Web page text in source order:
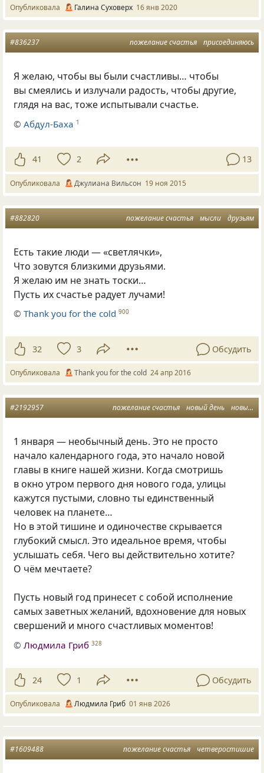
Опубликовала Галина Суховерх 16 янв 2020
пожелание счастья присоединяюсь
#836237
Я желаю, чтобы вы были счастливы… чтобы
вы смеялись и излучали радость, чтобы другие,
глядя на вас, тоже испытывали счастье.
©Абдул-Баха 1
41 2 13
Опубликовала Джулиана Вильсон 19 ноя 2015
пожелание счастья мысли друзьям
#882820
Есть такие люди — «светлячки»,
Что зовутся близкими друзьями.
Я желаю им не знать тоски…
Пусть их счастье радует лучами!
©Thank you for the cold 900
32 3 Обсудить
Опубликовала Thank you for the cold 24 апр 2016
пожелание счастья новый день новый год
#2192957
1 января — необычный день. Это не просто
начало календарного года, это начало новой
главы в книге нашей жизни. Когда смотришь
в окно утром первого дня нового года, улицы
кажутся пустыми, словно ты единственный
человек на планете…
Но в этой тишине и одиночестве скрывается
глубокий смысл. Это идеальное время, чтобы
услышать себя. Чего вы действительно хотите?
О чём мечтаете?
Пусть новый год принесет с собой исполнение
самых заветных желаний, вдохновение для новых
свершений и много счастливых моментов!
©Людмила Гриб 328
24 1 Обсудить
Опубликовала Людмила Гриб 01 янв 2026
пожелание счастья четверостишие
#1609488